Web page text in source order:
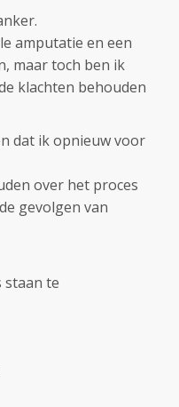
amputatie en een
maar toch ben ik
klachten behouden
dat ik opnieuw voor
over het proces
gevolgen van
staan te